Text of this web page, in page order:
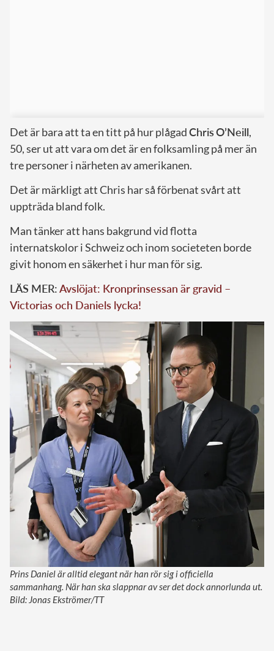
Det är bara att ta en titt på hur plågadChrisO’Neill,
50, ser ut att vara om det är en folksamling på mer än
tre personer i närheten av amerikanen.
Det är märkligt att Chris har så förbenat svårt att
uppträda bland folk.
Man tänker att hans bakgrund vid flotta
internatskolor i Schweiz och inom societeten borde
givit honom en säkerhet i hur man för sig.
LÄS MER:Avslöjat: Kronprinsessan är gravid –
Victorias och Daniels lycka!
Prins Daniel är alltid elegant när han rör sig i officiella
sammanhang. När han ska slappnar av ser det dock annorlunda ut.
Bild: Jonas Ekströmer/TT